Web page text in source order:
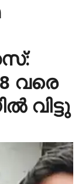
വരെ
വിട്ടു